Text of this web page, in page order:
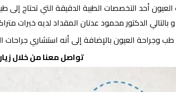
أحد التخصصات الطبية الدقيقة التي تحتاج إلى
و بالتالي الدكتور محمود عدنان المقداد لديه خبرات
وجراحة العيون بالإضافة إلى أنه استشاري جراحات
تواصل معنا من خلال